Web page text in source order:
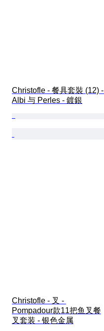
Christofle - 餐具套裝 (12) -
Albi 与 Perles - 鍍銀
Christofle - 叉 -
Pompadour款11把鱼叉餐
叉套装 - 银色金属